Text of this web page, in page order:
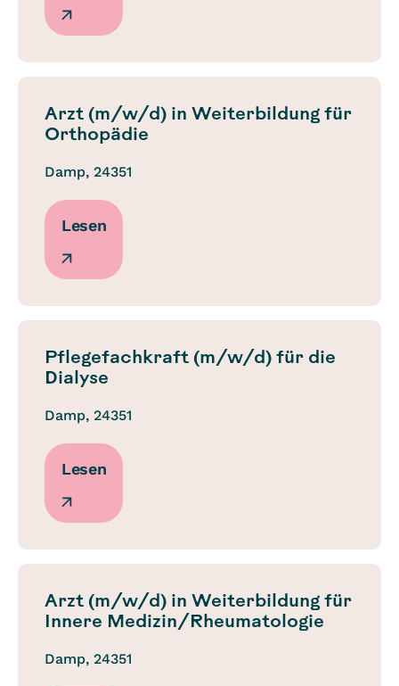
Arzt (m/w/d) in Weiterbildung für
Orthopädie
Damp, 24351
Lesen
Pflegefachkraft (m/w/d) für die
Dialyse
Damp, 24351
Lesen
Arzt (m/w/d) in Weiterbildung für
Innere Medizin/Rheumatologie
Damp, 24351